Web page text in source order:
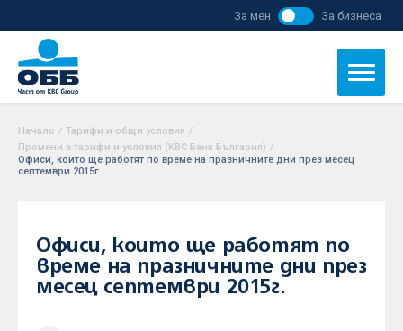
За мен За бизнеса
Начало / Тарифи и общи условия /
Промени в тарифи и условия (KBC Банк България) /
Офиси, които ще работят по време на празничните дни през месец
септември 2015г.
Офиси, които ще работят по
време на празничните дни през
месец септември 2015г.